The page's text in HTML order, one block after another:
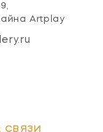
Artplay